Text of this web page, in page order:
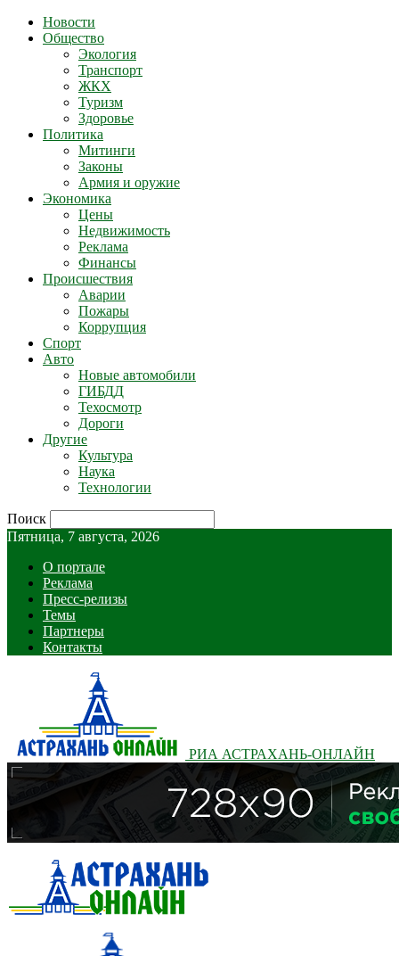
Новости
Общество
Экология
Транспорт
ЖКХ
Туризм
Здоровье
Политика
Митинги
Законы
Армия и оружие
Экономика
Цены
Недвижимость
Реклама
Финансы
Происшествия
Аварии
Пожары
Коррупция
Спорт
Авто
Новые автомобили
ГИБДД
Техосмотр
Дороги
Другие
Культура
Наука
Технологии
Поиск
Пятница, 7 августа, 2026
О портале
Реклама
Пресс-релизы
Темы
Партнеры
Контакты
РИА АСТРАХАНЬ-ОНЛАЙН